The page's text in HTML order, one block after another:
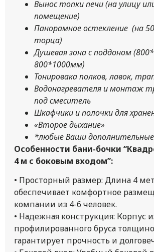
Вынос топки печи (на улицу
помещение)
Панорамное остекление (на
торца)
Душевая зона с поддоном
800*1000мм)
Тонировака полков, лавок,
Водонагревателя и монтаж
под смеситель
Шкафчики и полочки для
«Второе дыхание»
*любые Ваши
Особенности бани-бочки
4 м с боковым входом”:
• Просторный размер: Длина 4
обеспечивает комфортное
компании из 4-6 человек.
• Надежная конструкция: Корпус
профилированного бруса
гарантирует прочность и